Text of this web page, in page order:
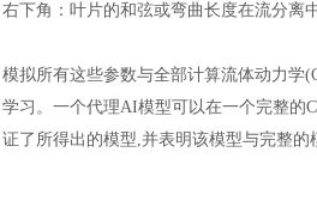
右下角 ： 叶片的和弦或弯曲长度在流分离
模拟所有这些参数与全部计算流体动力学
学习。一个代理AI模型可以在一个完整的
证了所得出的模型,并表明该模型与完整